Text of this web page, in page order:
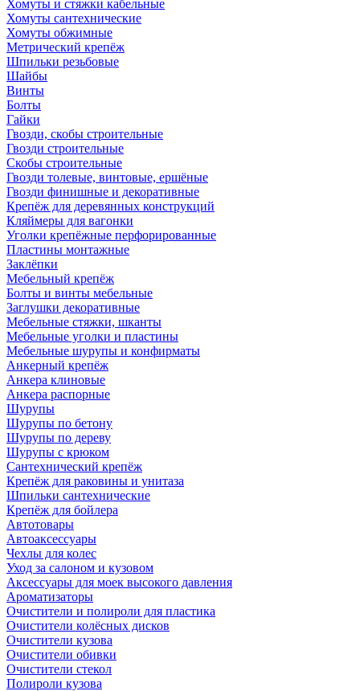
Хомуты и стяжки кабельные
Хомуты сантехнические
Хомуты обжимные
Метрический крепёж
Шпильки резьбовые
Шайбы
Винты
Болты
Гайки
Гвозди, скобы строительные
Гвозди строительные
Скобы строительные
Гвозди толевые, винтовые, ершёные
Гвозди финишные и декоративные
Крепёж для деревянных конструкций
Кляймеры для вагонки
Уголки крепёжные перфорированные
Пластины монтажные
Заклёпки
Мебельный крепёж
Болты и винты мебельные
Заглушки декоративные
Мебельные стяжки, шканты
Мебельные уголки и пластины
Мебельные шурупы и конфирматы
Анкерный крепёж
Анкера клиновые
Анкера распорные
Шурупы
Шурупы по бетону
Шурупы по дереву
Шурупы с крюком
Сантехнический крепёж
Крепёж для раковины и унитаза
Шпильки сантехнические
Крепёж для бойлера
Автотовары
Автоаксессуары
Чехлы для колес
Уход за салоном и кузовом
Аксессуары для моек высокого давления
Ароматизаторы
Очистители и полироли для пластика
Очистители колёсных дисков
Очистители кузова
Очистители обивки
Очистители стекол
Полироли кузова